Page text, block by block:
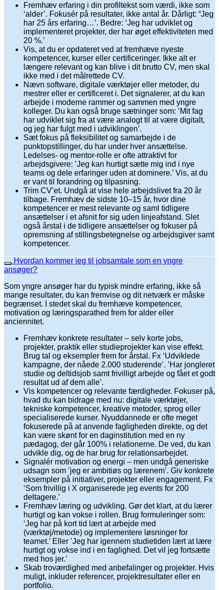
Fremhæv erfaring i din profiltekst som værdi, ikke som
‘alder’. Fokusér på resultater, ikke antal år. Dårligt: “Jeg
har 25 års erfaring…’. Bedre: ‘Jeg har udviklet og
implementeret projekter, der har øget effektiviteten med
20 %.’
Vis, at du er opdateret ved at fremhæve nyeste
kompetencer, kurser eller certificeringer. Ikke alt er
længere relevant og kan blive i dit brutto CV, men skal
ikke med i det målrettede CV.
Nævn software, digitale værktøjer eller metoder, du
mestrer eller er certificeret i. Det signalerer, at du kan
arbejde i moderne rammer og sammen med yngre
kolleger. Du kan også bruge sætninger som: ’Mit fag
har udviklet sig fra at være analogt til at være digitalt,
og jeg har fulgt med i udviklingen’.
Sæt fokus på fleksibilitet og samarbejde i de
punktopstillinger, du har under hver ansættelse.
Ledelses- og mentor-rolle er ofte attraktivt for
arbejdsgivere: ’Jeg kan hurtigt sætte mig ind i nye
teams og dele erfaringer uden at dominere.’ Vis, at du
er vant til forandring og tilpasning.
Trim CV’et. Undgå at vise hele arbejdslivet fra 20 år
tilbage. Fremhæv de sidste 10–15 år, hvor dine
kompetencer er mest relevante og saml tidligere
ansættelser i et afsnit for sig uden linjeafstand. Slet
også årstal i de tidligere ansættelser og fokuser på
opremsning af stillingsbetegnelse og arbejdsgiver samt
kompetencer.
Hvordan kommer jeg til jobsamtale som en yngre
ansøger?
Som yngre ansøger har du typisk mindre erfaring, ikke så
mange resultater, du kan fremvise og dit netværk er måske
begrænset. I stedet skal du fremhæve kompetencer,
motivation og læringsparathed frem for alder eller
anciennitet.
Fremhæv konkrete resultater – selv korte jobs,
projekter, praktik eller studieprojekter kan vise effekt.
Brug tal og eksempler frem for årstal. Fx ‘Udviklede
kampagne, der nåede 2.000 studerende’. ’Har jongleret
studie og deltidsjob samt frivilligt arbejde og fået et godt
resultat ud af dem alle’.
Vis kompetencer og relevante færdigheder. Fokuser på,
hvad du kan bidrage med nu: digitale værktøjer,
tekniske kompetencer, kreative metoder, sprog eller
specialiserede kurser. Nyuddannede er ofte meget
fokuserede på at anvende fagligheden direkte, og det
kan være skønt for en daginstitution med en ny
pædagog, der går 100% i relationerne. De ved, du kan
udvikle dig, og de har brug for relationsarbejdet.
Signalér motivation og energi – men undgå generiske
udsagn som ’jeg er ambitiøs og lærenem’. Giv konkrete
eksempler på initiativer, projekter eller engagement. Fx
‘Som frivillig i X organiserede jeg events for 200
deltagere.’
Fremhæv læring og udvikling. Gør det klart, at du lærer
hurtigt og kan vokse i rollen. Brug formuleringer som:
‘Jeg har på kort tid lært at arbejde med
(værktøj/metode) og implementere løsninger for
teamet.’ Eller ’Jeg har igennem studietiden lært at lære
hurtigt og vokse ind i en faglighed. Det vil jeg fortsætte
med hos jer.’
Skab troværdighed med anbefalinger og projekter. Hvis
muligt, inkluder referencer, projektresultater eller en
portfolio.